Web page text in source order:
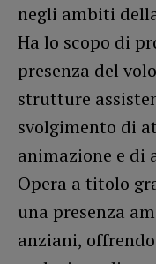
negli ambiti
Ha lo scopo di
presenza del
strutture
svolgimento di
animazione e di
Opera a titolo
una presenza
anziani,